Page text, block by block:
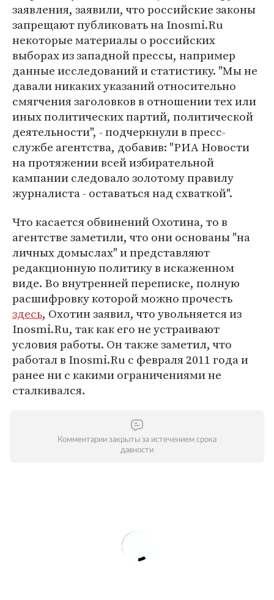
заявления, заявили, что российские законы
запрещают публиковать на Inosmi.Ru
некоторые материалы о российских
выборах из западной прессы, например
данные исследований и статистику. "Мы не
давали никаких указаний относительно
смягчения заголовков в отношении тех или
иных политических партий, политической
деятельности", - подчеркнули в пресс-
службе агентства, добавив: "РИА Новости
на протяжении всей избирательной
кампании следовало золотому правилу
журналиста - оставаться над схваткой".
Что касается обвинений Охотина, то в
агентстве заметили, что они основаны "на
личных домыслах" и представляют
редакционную политику в искаженном
виде. Во внутренней переписке, полную
расшифровку которой можно прочесть
здесь, Охотин заявил, что увольняется из
Inosmi.Ru, так как его не устраивают
условия работы. Он также заметил, что
работал в Inosmi.Ru с февраля 2011 года и
ранее ни с какими ограничениями не
сталкивался.
Комментарии закрыты за истечением срока
давности